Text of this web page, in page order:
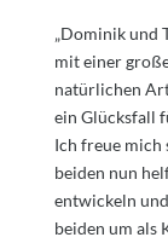
„Dominik und
mit einer
natürlichen
ein Glücksfall
Ich freue mich
beiden nun
entwickeln
beiden um als